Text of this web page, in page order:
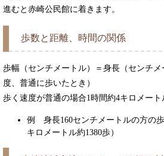
進むと赤崎公民館に着きます。
歩数と距離、時間の関係
歩幅（センチメートル）＝身長（センチメ
度、普通に歩いたとき）
歩く速度が普通の場合1時間約4キロメート
例 身長160センチメートルの方の
キロメートル約1380歩）